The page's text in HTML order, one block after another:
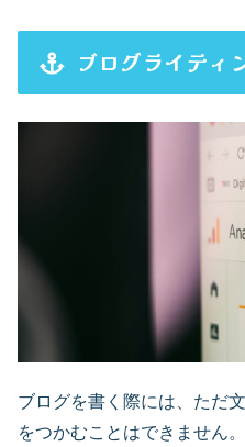
ブログライティ
ブログを書く際には、ただ
をつかむことはできません。